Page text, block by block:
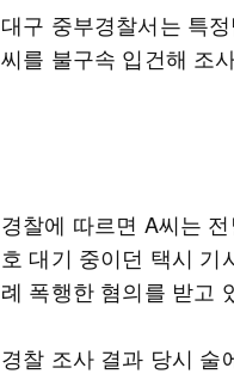
대구 중부경찰서는 특
씨를 불구속 입건해 조
경찰에 따르면 A씨는
호 대기 중이던 택시 기
례 폭행한 혐의를 받고
경찰 조사 결과 당시 술